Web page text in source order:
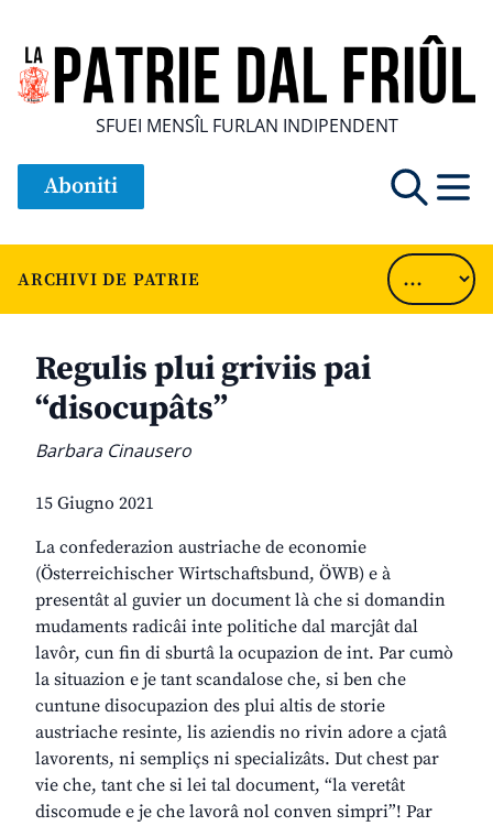
SFUEI MENSÎL FURLAN INDIPENDENT
Aboniti
ARCHIVI DE PATRIE
Regulis plui griviis pai
“disocupâts”
Barbara Cinausero
15 Giugno 2021
La confederazion austriache de economie
(Österreichischer Wirtschaftsbund, ÖWB) e à
presentât al guvier un document là che si domandin
mudaments radicâi inte politiche dal marcjât dal
lavôr, cun fin di sburtâ la ocupazion de int. Par cumò
la situazion e je tant scandalose che, si ben che
cuntune disocupazion des plui altis de storie
austriache resinte, lis aziendis no rivin adore a cjatâ
lavorents, ni sempliçs ni specializâts. Dut chest par
vie che, tant che si lei tal document, “la veretât
discomude e je che lavorâ nol conven simpri”! Par